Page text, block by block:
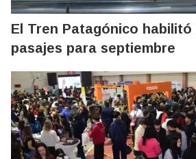
El Tren Patagónico habilitó
pasajes para septiembre